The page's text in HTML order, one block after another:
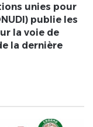
unies pour
publie les
la voie de
la dernière